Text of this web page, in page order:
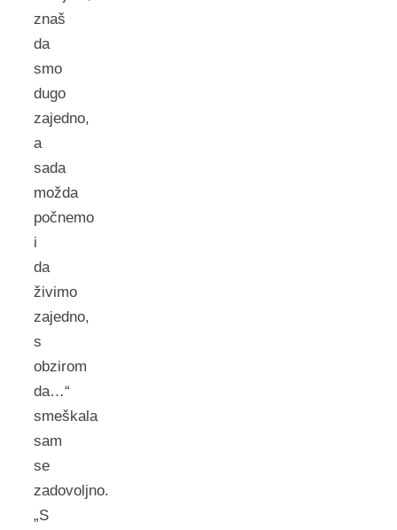
znaš
da
smo
dugo
zajedno,
a
sada
možda
počnemo
i
da
živimo
zajedno,
s
obzirom
da…“
smeškala
sam
se
zadovoljno.
„S